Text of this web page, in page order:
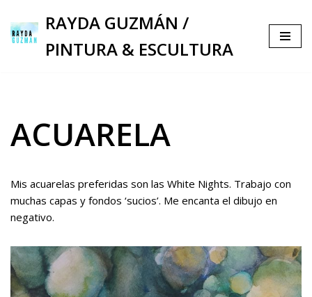
Saltar
RAYDA GUZMÁN /
PINTURA & ESCULTURA
ACUARELA
Mis acuarelas preferidas son las White Nights. Trabajo con
muchas capas y fondos ‘sucios’. Me encanta el dibujo en
negativo.